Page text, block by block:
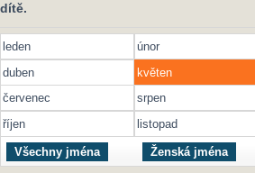
dítě.
leden únor
duben
květen
červenec
srpen
říjen
listopad
Všechny jména Ženská jména